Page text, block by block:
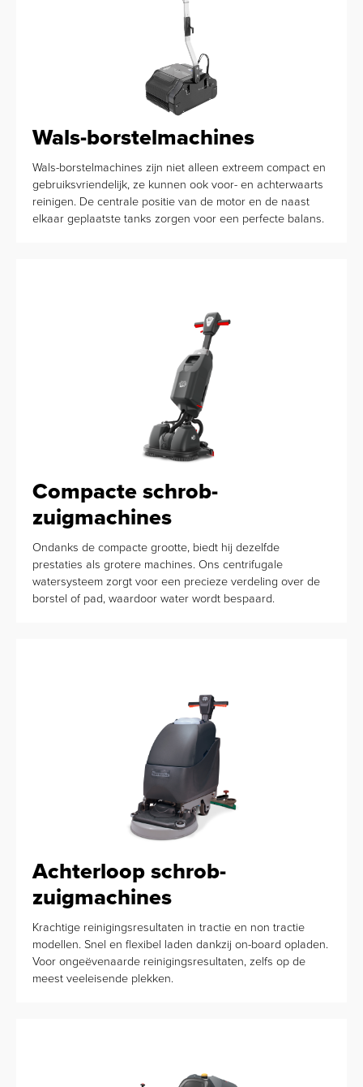
Wals-borstelmachines
Wals-borstelmachines zijn niet alleen extreem compact en
gebruiksvriendelijk, ze kunnen ook voor- en achterwaarts
reinigen. De centrale positie van de motor en de naast
elkaar geplaatste tanks zorgen voor een perfecte balans.
Compacte schrob-
zuigmachines
Ondanks de compacte grootte, biedt hij dezelfde
prestaties als grotere machines. Ons centrifugale
watersysteem zorgt voor een precieze verdeling over de
borstel of pad, waardoor water wordt bespaard.
Achterloop schrob-
zuigmachines
Krachtige reinigingsresultaten in tractie en non tractie
modellen. Snel en flexibel laden dankzij on-board opladen.
Voor ongeëvenaarde reinigingsresultaten, zelfs op de
meest veeleisende plekken.